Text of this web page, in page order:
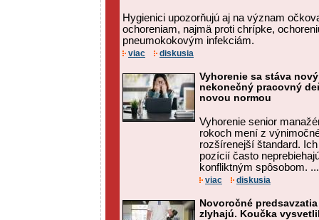
Hygienici upozorňujú aj na význam
ochoreniam, najmä proti chrípke,
pneumokokovým infekciám.
viac diskusia
Vyhorenie sa stáva
nekonečný pracovný
novou normou
Vyhorenie senior
rokoch mení z
rozšírenejší štandard.
pozícií často
konfliktným spôsobom. ...
viac diskusia
Novoročné
zlyhajú. Koučka